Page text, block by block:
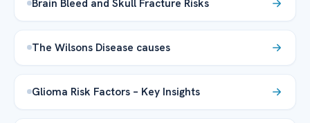
Brain Bleed and Skull Fracture Risks
The Wilsons Disease causes
Glioma Risk Factors – Key Insights